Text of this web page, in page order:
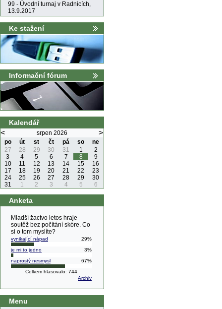
99 - Úvodní turnaj v Radnicích,
13.9.2017
Ke stažení
Informační fórum
Kalendář
< srpen 2026 >
po út st čt pá so
ne
27
28 29 30 31 1
2
3
4 5 6 7 8
9
10
11 12 13 14 15
16
17
18 19 20 21 22
23
24
25 26 27 28 29
30
31
1 2 3 4 5 6
Anketa
Mladší žactvo letos hraje
soutěž bez počítání skóre. Co
si o tom myslíte?
vynikající nápad
29%
je mi to jedno
3%
naprostý nesmysl
67%
Celkem hlasovalo: 744
Archiv
Menu